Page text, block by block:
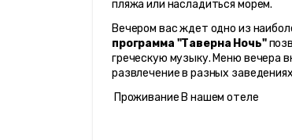
пляжа или насладиться морем.
Вечером вас ждет одно из
программа "Таверна Ночь"
греческую музыку. Меню вечера
развлечение в разных
Проживание В нашем отеле